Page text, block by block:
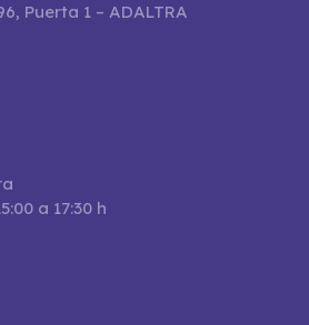
Puerta 1 – ADALTRA
a 17:30 h